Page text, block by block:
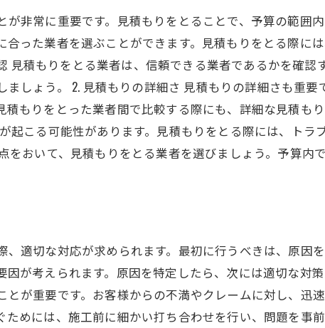
非常に重要です。見積もりをとることで、予算の範囲
った業者を選ぶことができます。見積もりをとる際に
見積もりをとる業者は、信頼できる業者であるかを確
しょう。 2. 見積もりの詳細さ 見積もりの詳細さも重
もりをとった業者間で比較する際にも、詳細な見積も
起こる可能性があります。見積もりをとる際には、トラ
おいて、見積もりをとる業者を選びましょう。予算内
適切な対応が求められます。最初に行うべきは、原因
が考えられます。原因を特定したら、次には適切な対
とが重要です。お客様からの不満やクレームに対し、迅
めには、施工前に細かい打ち合わせを行い、問題を事